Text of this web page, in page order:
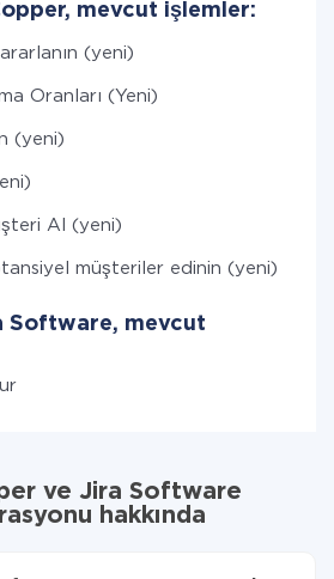
mevcut işlemler:
(yeni)
Oranları (Yeni)
(yeni)
Al (yeni)
müşteriler edinin (yeni)
Software, mevcut
ve Jira Software
hakkında